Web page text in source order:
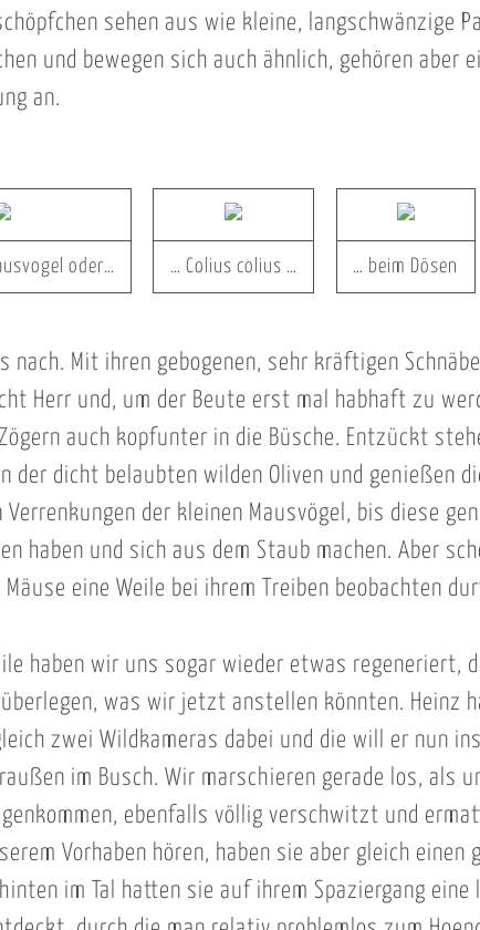
sehen aus wie kleine, langschwänzige
und bewegen sich auch ähnlich, gehören aber
an.
oder… … Colius colius … … beim Dösen
nach. Mit ihren gebogenen, sehr kräftigen
Herr und, um der Beute erst mal habhaft zu
auch kopfunter in die Büsche. Entzückt
der dicht belaubten wilden Oliven und genießen
der kleinen Mausvögel, bis diese
haben und sich aus dem Staub machen. Aber
eine Weile bei ihrem Treiben beobachten
haben wir uns sogar wieder etwas regeneriert,
was wir jetzt anstellen könnten. Heinz
zwei Wildkameras dabei und die will er nun
im Busch. Wir marschieren gerade los, als
ebenfalls völlig verschwitzt und
Vorhaben hören, haben sie aber gleich einen
im Tal hatten sie auf ihrem Spaziergang eine